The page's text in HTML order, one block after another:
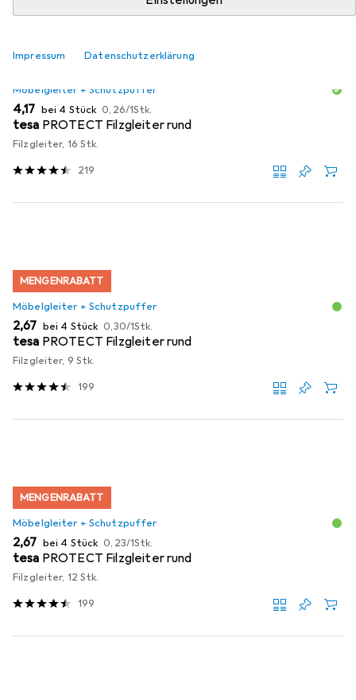
Impressum Datenschutzerklärung
MENGENRABATT
Möbelgleiter + Schutzpuffer
EUR
4,17 bei 4 Stück EUR
0,26/1Stk.
tesa PROTECT Filzgleiter rund
Filzgleiter, 16 Stk.
219
MENGENRABATT
Möbelgleiter + Schutzpuffer
EUR
2,67 bei 4 Stück EUR
0,30/1Stk.
tesa PROTECT Filzgleiter rund
Filzgleiter, 9 Stk.
199
MENGENRABATT
Möbelgleiter + Schutzpuffer
EUR
2,67 bei 4 Stück EUR
0,23/1Stk.
tesa PROTECT Filzgleiter rund
Filzgleiter, 12 Stk.
199